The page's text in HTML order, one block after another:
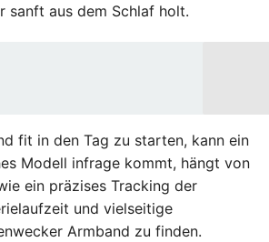
sanft aus dem Schlaf holt.
fit in den Tag zu starten, kann ein
Modell infrage kommt, hängt von
ein präzises Tracking der
und vielseitige
Armband zu finden.